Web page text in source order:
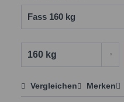
Preis anfragen
Vergleichen Merken